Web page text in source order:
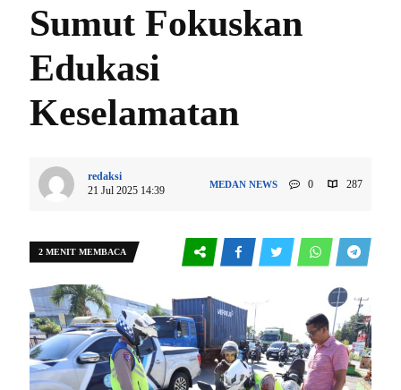
Sumut Fokuskan
Edukasi
Keselamatan
redaksi
21 Jul 2025 14:39
MEDAN NEWS 0 287
2 MENIT MEMBACA